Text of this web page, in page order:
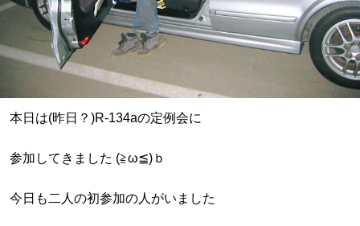
本日は(昨日？)R-134aの定例会に
参加してきました (≧ω≦)ｂ
今日も二人の初参加の人がいました